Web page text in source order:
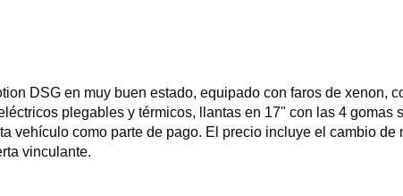
DSG en muy buen estado, equipado con faros de xenon,
plegables y térmicos, llantas en 17" con las 4 gomas
vehículo como parte de pago. El precio incluye el cambio
vinculante.